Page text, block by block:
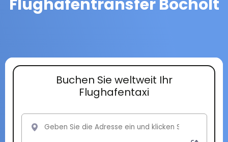
Flughafentransfer Bocholt
Buchen Sie weltweit Ihr
Flughafentaxi